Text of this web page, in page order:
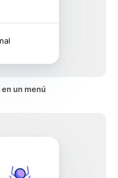
un menú